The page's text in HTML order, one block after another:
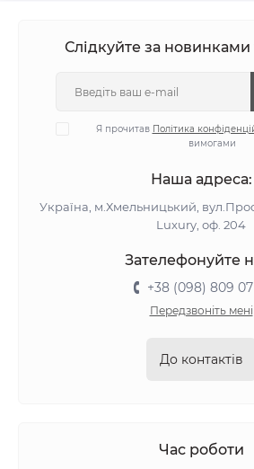
Слідкуйте за новинками
Я прочитав Політика
вимогами
Наша адреса:
Україна, м.Хмельницький,
Luxury, оф. 204
Зателефонуйте
+38 (098) 809
Передзвоніть мені
До контактів
Час роботи